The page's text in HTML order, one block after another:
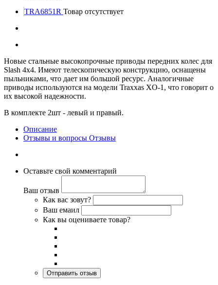
TRA6851R Товар отсутствует
Новые стальные высокопрочные приводы передних колес для
Slash 4x4. Имеют телескопическую конструкцию, оснащены
пыльниками, что дает им большой ресурс. Аналогичные
приводы используются на модели Traxxas XO-1, что говорит о
их высокой надежности.
В комплекте 2шт - левый и правый.
Описание
Отзывы и вопросы Отзывы
Оставьте свой комментарий
Ваш отзыв
Как вас зовут?
Ваш емаил
Как вы оцениваете товар?